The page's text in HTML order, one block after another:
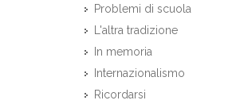
Problemi di scuola
L'altra tradizione
In memoria
Internazionalismo
Ricordarsi